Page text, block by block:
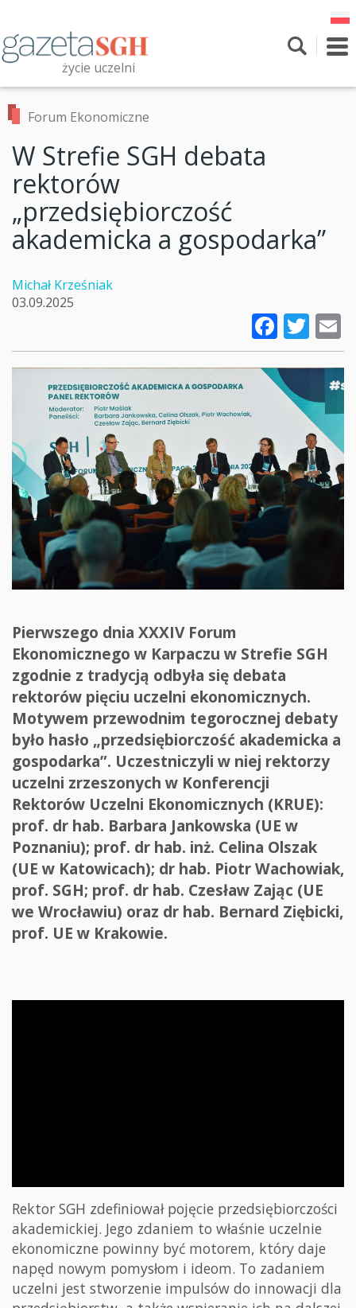
treści
życie uczelni
Przeszukaj witrynę
Forum Ekonomiczne
W Strefie SGH debata
rektorów
„przedsiębiorczość
akademicka a gospodarka”
Michał Krześniak
03.09.2025
Pierwszego dnia XXXIV Forum
Ekonomicznego w Karpaczu w Strefie SGH
zgodnie z tradycją odbyła się debata
rektorów pięciu uczelni ekonomicznych.
Motywem przewodnim tegorocznej debaty
było hasło „przedsiębiorczość akademicka a
gospodarka”. Uczestniczyli w niej rektorzy
uczelni zrzeszonych w Konferencji
Rektorów Uczelni Ekonomicznych (KRUE):
prof. dr hab. Barbara Jankowska (UE w
Poznaniu); prof. dr hab. inż. Celina Olszak
(UE w Katowicach); dr hab. Piotr Wachowiak,
prof. SGH; prof. dr hab. Czesław Zając (UE
we Wrocławiu) oraz dr hab. Bernard Ziębicki,
prof. UE w Krakowie.
Rektor SGH zdefiniował pojęcie przedsiębiorczości
akademickiej. Jego zdaniem to właśnie uczelnie
ekonomiczne powinny być motorem, który daje
napęd nowym pomysłom i ideom. To zadaniem
uczelni jest stworzenie impulsów do innowacji dla